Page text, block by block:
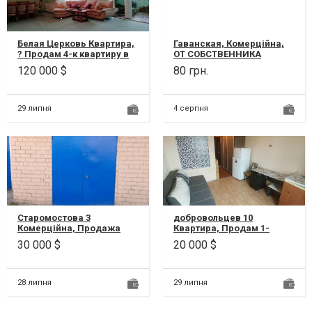
Белая Церковь Квартира,
? Продам 4-к квартиру в
Белой Церкви | 170 м² |
Элитный дом | ? Белая
120 000 $
29 липня
Гаванская, Комерційна,
ОТ СОБСТВЕННИКА
склады 80 кв.м , c
высокими воротами
80 грн.
4 серпня
Старомостова 3
Комерційна, Продажа
подвального помещения
в центре Днепра, пл.
30 000 $
28 липня
добровольцев 10
Квартира, Продам 1-
комнатную квартиру на ж/
м Победа-6 (пер.
Хоро...
20 000 $
29 липня